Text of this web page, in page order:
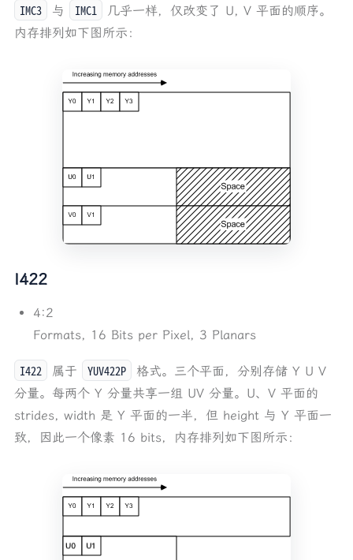
IMC3 与 IMC1
几乎一样，仅改变了 U, V 平面的顺序。
内存排列如下图所示：
I422
4:2
Formats, 16 Bits per Pixel, 3 Planars
I422 属于 YUV422P
格式。三个平面，分别存储 Y U V
分量。每两个 Y 分量共享一组 UV 分量。U、V 平面的
strides, width 是 Y 平面的一半，但 height 与 Y 平面一
致，因此一个像素 16 bits，内存排列如下图所示：